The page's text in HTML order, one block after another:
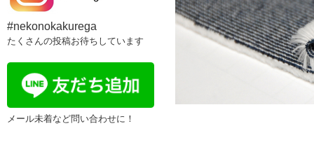
#nekonokakurega
たくさんの投稿お待ちしています
メール未着など問い合わせに！